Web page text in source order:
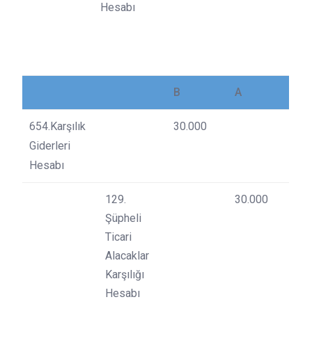
Hesabı
B A
654.Karşılık
Giderleri
Hesabı
30.000
129.
Şüpheli
Ticari
Alacaklar
Karşılığı
Hesabı
30.000